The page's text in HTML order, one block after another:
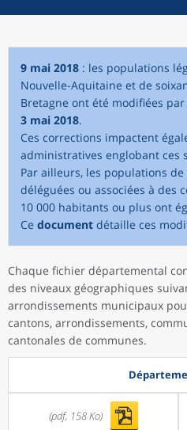
9 mai 2018 : les populations
Nouvelle-Aquitaine et de
Bretagne ont été modifiées par
3 mai 2018.
Ces corrections impactent
administratives englobant ces
Par ailleurs, les populations
déléguées ou associées à des
10 000 habitants ou plus ont
Ce document détaille ces
Chaque fichier départemental
des niveaux géographiques
arrondissements municipaux
cantons, arrondissements,
cantonales de communes.
(pdf, 158 Ko)